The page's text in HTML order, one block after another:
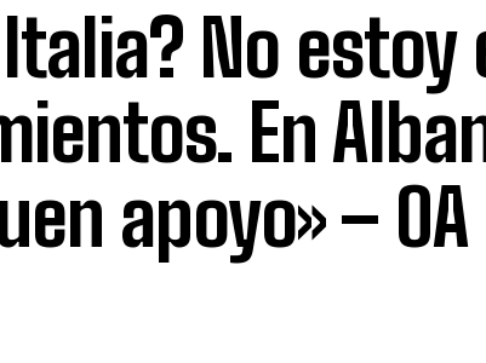
No estoy
En
apoyo» – OA